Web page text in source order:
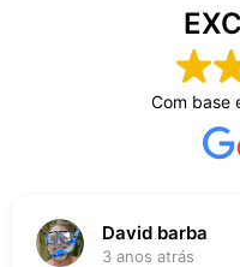
Com base
David barba
3 anos atrás